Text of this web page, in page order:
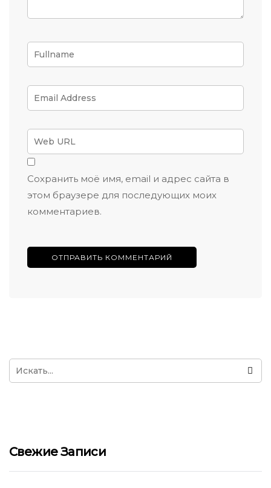
Сохранить моё имя, email и адрес сайта в
этом браузере для последующих моих
комментариев.
Свежие Записи